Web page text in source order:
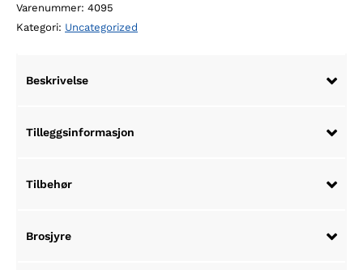
Varenummer: 4095
Kategori: Uncategorized
Beskrivelse
Tilleggsinformasjon
Tilbehør
Brosjyre